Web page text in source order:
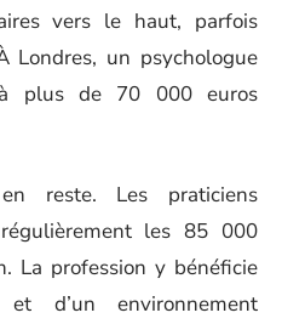
vers le haut, parfois
Londres, un psychologue
plus de 70 000 euros
reste. Les praticiens
les 85 000
La profession y bénéficie
d’un environnement